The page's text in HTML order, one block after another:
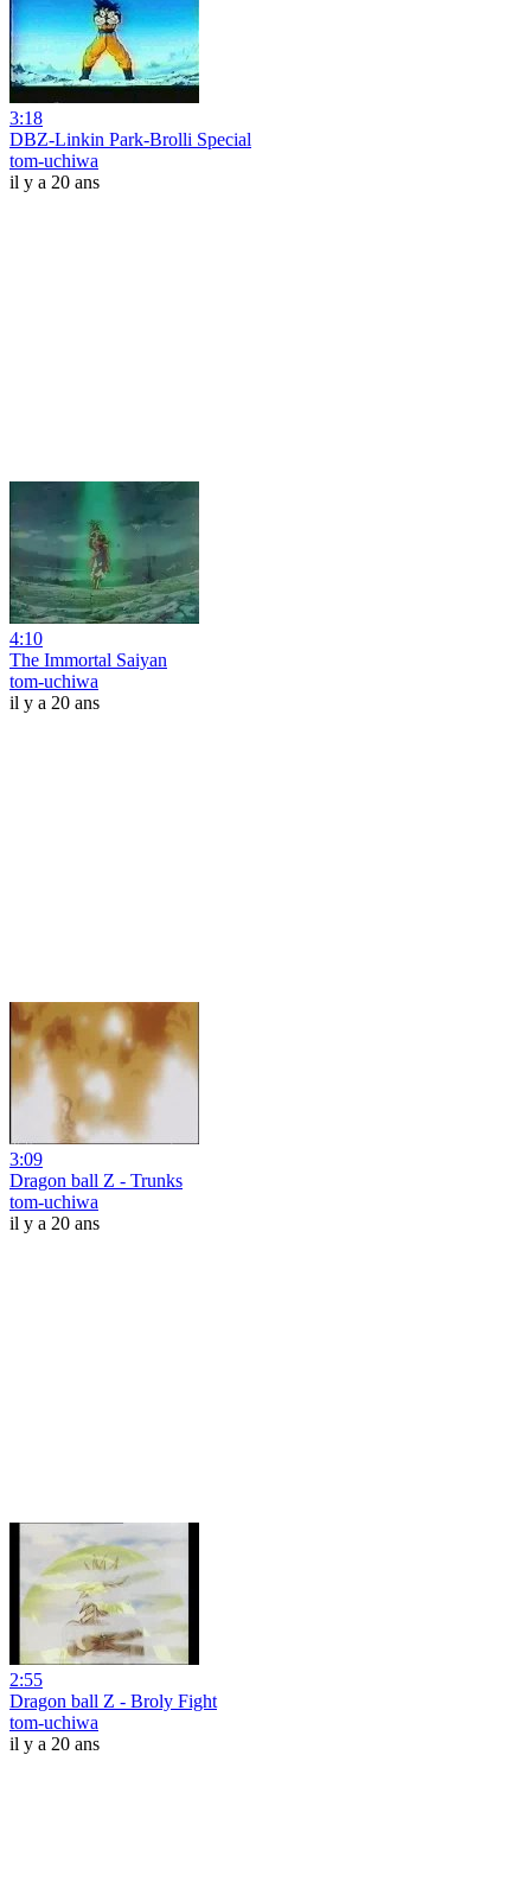
3:18
DBZ-Linkin Park-Brolli Special
tom-uchiwa
il y a 20 ans
4:10
The Immortal Saiyan
tom-uchiwa
il y a 20 ans
3:09
Dragon ball Z - Trunks
tom-uchiwa
il y a 20 ans
2:55
Dragon ball Z - Broly Fight
tom-uchiwa
il y a 20 ans